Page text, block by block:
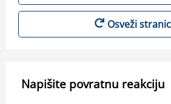
Osveži
Napišite povratnu reakciju